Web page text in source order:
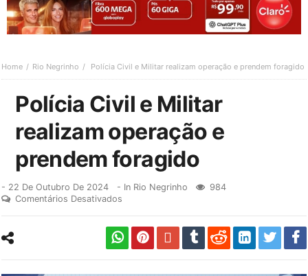
Home Rio Negrinho Polícia Civil e Militar realizam operação e prendem foragido
Polícia Civil e Militar
realizam operação e
prendem foragido
- 22 De Outubro De 2024 - In Rio Negrinho
984
Comentários Desativados